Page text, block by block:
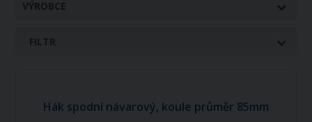
VÝROBCE
Hák spodní návarový, koule průměr 85mm